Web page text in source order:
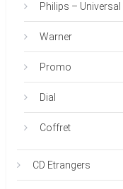
Philips – Universal
Warner
Promo
Dial
Coffret
CD Etrangers